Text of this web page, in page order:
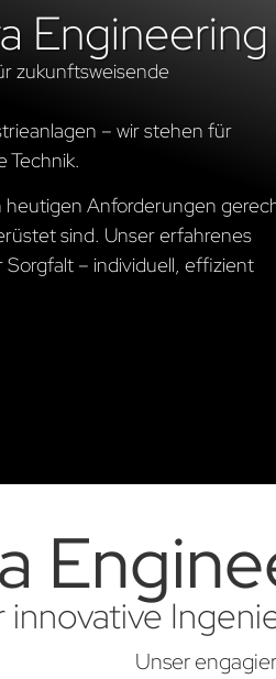
Engineering
zukunftsweisende
– wir stehen für
Technik.
heutigen Anforderungen
sind. Unser erfahrenes
– individuell, effizient
innovative
Unser